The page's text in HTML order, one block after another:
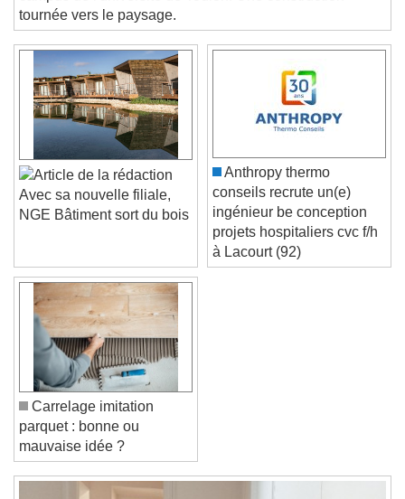
Color Opacity
Text Background
Color Opacity
Caption Area Background
Opacity
Font Size
Font Family
Reset
Done
Close Modal Dialog
End of dialog window.
campus de l'université de Toulon. Une construction
tournée vers le paysage.
Avec sa nouvelle filiale,
Anthropy thermo
conseils recrute un(e)
ingénieur be conception
projets hospitaliers cvc f/h
à Lacourt (92)
Carrelage imitation
parquet : bonne ou
mauvaise idée ?